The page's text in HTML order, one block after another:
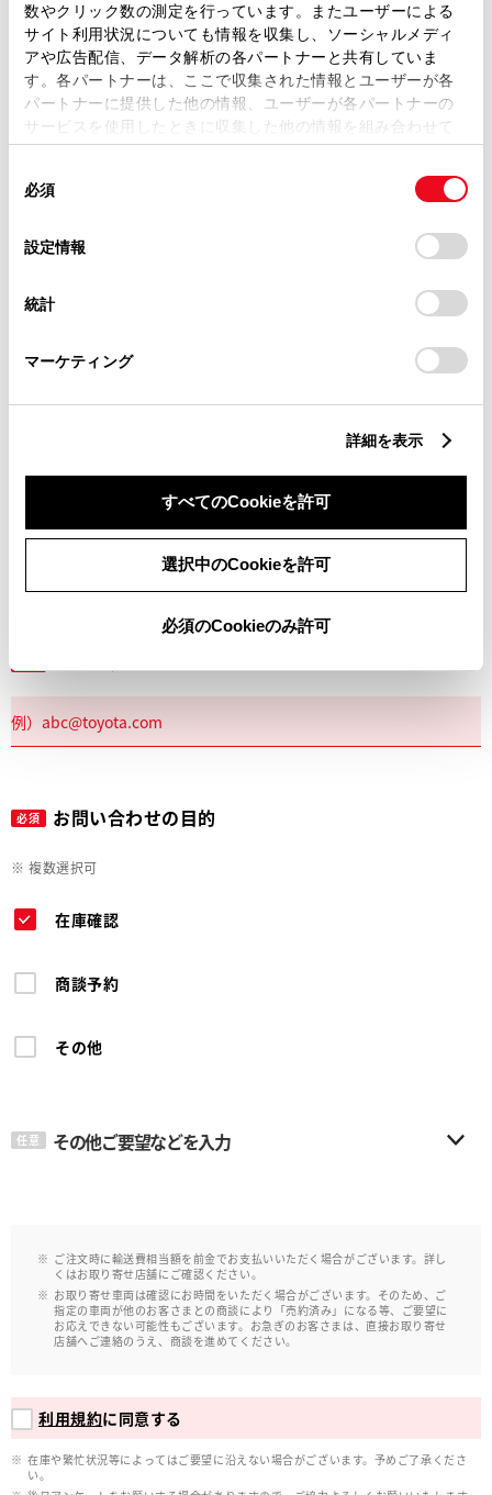
数やクリック数の測定を行っています。またユーザーによる
サイト利用状況についても情報を収集し、ソーシャルメディ
アや広告配信、データ解析の各パートナーと共有していま
す。各パートナーは、ここで収集された情報とユーザーが各
パートナーに提供した他の情報、ユーザーが各パートナーの
サービスを使用したときに収集した他の情報を組み合わせて
使用することがあります。当ウェブサイトの使用を続行する
デバイスにすべてのCookie(クッキー)が保存されることに同
意したことになります。Cookie(クッキー)のオプトアウト、
設定の変更、同意を撤回したりするにあたっては、当社の
「Cookie（クッキー）情報の取り扱いについて
」をご覧くだ
必須
設定情報
統計
マーケティング
詳細を表示
すべてのCookieを許可
選択中のCookieを許可
必須のCookieのみ許可
必須 丁目番地
任意 建物名
必須 お問い合わせの目的
※ 複数選択可
在庫確認
商談予約
その他
任意 その他ご要望などを入力
ご注文時に輸送費相当額を前金でお支払いいただく場合がございます。詳し
くはお取り寄せ店舗にご確認ください。
お取り寄せ車両は確認にお時間をいただく場合がございます。そのため、ご
指定の車両が他のお客さまとの商談により「売約済み」になる等、ご要望に
お応えできない可能性もございます。お急ぎのお客さまは、直接お取り寄せ
店舗へご連絡のうえ、商談を進めてください。
利用規約に同意する
在庫や繁忙状況等によってはご要望に沿えない場合がございます。予めご了承くださ
い。